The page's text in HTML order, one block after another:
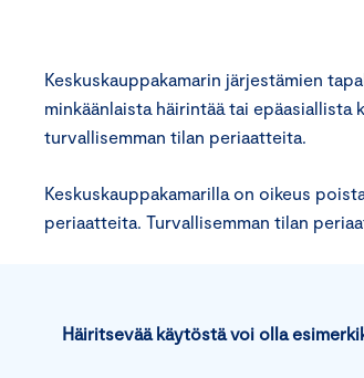
Keskuskauppakamarin järjestämien
minkäänlaista häirintää tai
turvallisemman tilan periaatteita.
Keskuskauppakamarilla on oikeus
periaatteita. Turvallisemman tilan
Häiritsevää käytöstä voi olla